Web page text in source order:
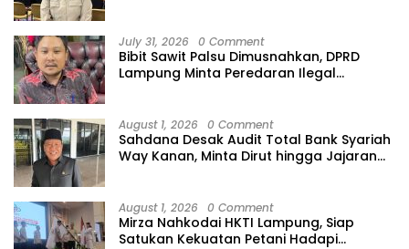
July 31, 2026 0 Comment
Bibit Sawit Palsu Dimusnahkan, DPRD
Lampung Minta Peredaran Ilegal
August 1, 2026 0 Comment
Sahdana Desak Audit Total Bank Syariah
Way Kanan, Minta Dirut hingga Jajaran
August 1, 2026 0 Comment
Mirza Nahkodai HKTI Lampung, Siap
Satukan Kekuatan Petani Hadapi